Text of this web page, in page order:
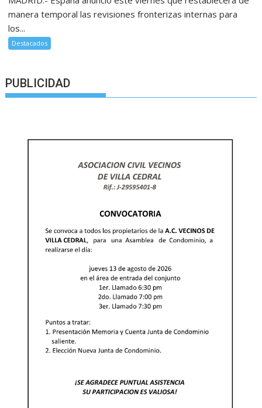
manera temporal las revisiones fronterizas internas para
los...
Destacados
PUBLICIDAD